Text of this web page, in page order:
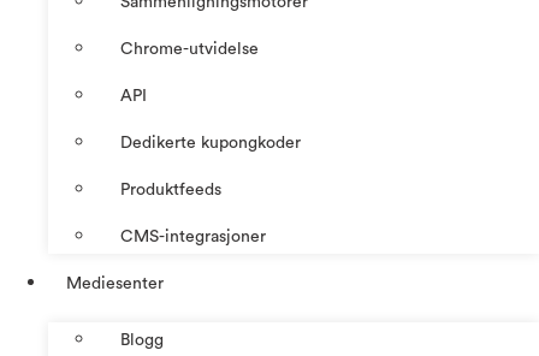
Chrome-utvidelse
API
Dedikerte kupongkoder
Produktfeeds
CMS-integrasjoner
Mediesenter
Blogg